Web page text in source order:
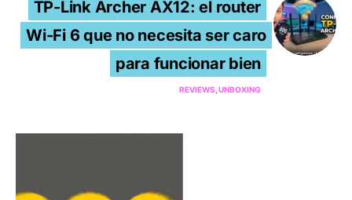
TP-Link Archer AX12: el router
Wi-Fi 6 que no necesita ser caro
para funcionar bien
REVIEWS UNBOXING